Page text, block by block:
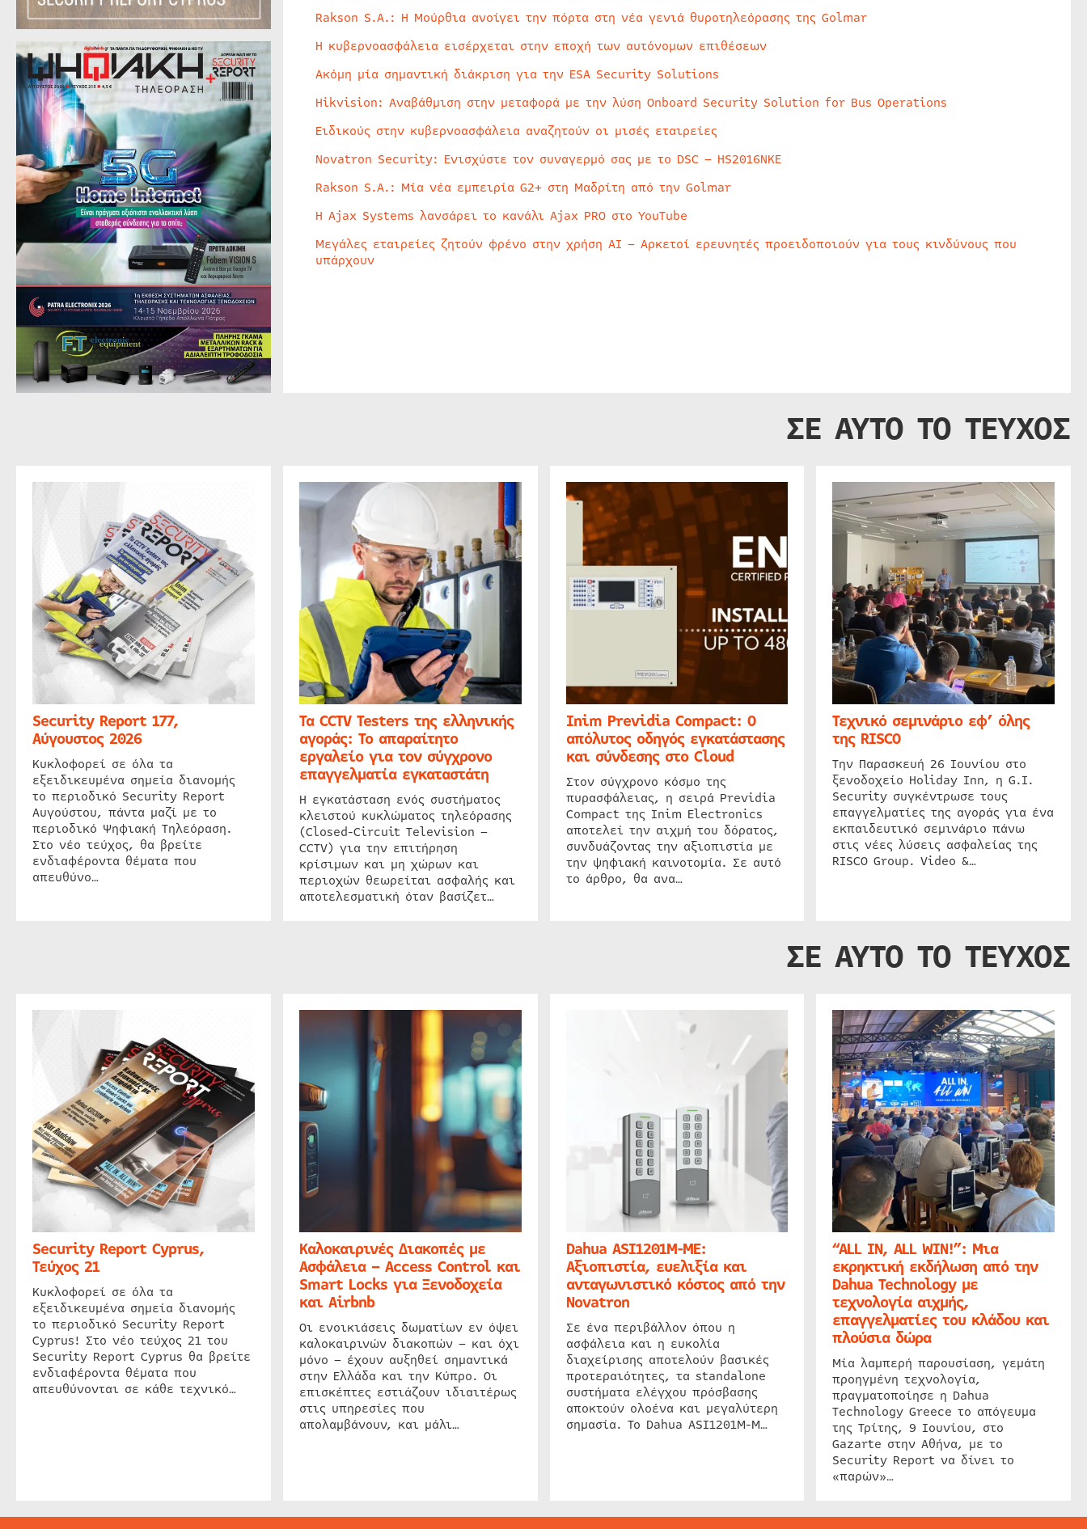
Rakson S.A.: Η Μούρθια ανοίγει την πόρτα στη νέα γενιά θυροτηλεόρασης της Golmar
Η κυβερνοασφάλεια εισέρχεται στην εποχή των αυτόνομων επιθέσεων
Ακόμη μία σημαντική διάκριση για την ESA Security Solutions
Hikvision: Αναβάθμιση στην μεταφορά με την λύση Onboard Security Solution for Bus Operations
Ειδικούς στην κυβερνοασφάλεια αναζητούν οι μισές εταιρείες
Novatron Security: Ενισχύστε τον συναγερμό σας με το DSC – HS2016NKE
Rakson S.A.: Μία νέα εμπειρία G2+ στη Μαδρίτη από την Golmar
Η Ajax Systems λανσάρει το κανάλι Ajax PRO στο YouTube
Μεγάλες εταιρείες ζητούν φρένο στην χρήση AI – Αρκετοί ερευνητές προειδοποιούν για τους κινδύνους που
υπάρχουν
ΣΕ ΑΥΤΟ ΤΟ ΤΕΥΧΟΣ
Security Report 177,
Αύγουστος 2026
Κυκλοφορεί σε όλα τα
εξειδικευμένα σημεία διανομής
το περιοδικό Security Report
Αυγούστου, πάντα μαζί με το
περιοδικό Ψηφιακή Τηλεόραση.
Στο νέο τεύχος, θα βρείτε
ενδιαφέροντα θέματα που
απευθύνο…
Τα CCTV Testers της ελληνικής
αγοράς: Το απαραίτητο
εργαλείο για τον σύγχρονο
επαγγελματία εγκαταστάτη
Η εγκατάσταση ενός συστήματος
κλειστού κυκλώματος τηλεόρασης
(Closed-Circuit Television –
CCTV) για την επιτήρηση
κρίσιμων και μη χώρων και
περιοχών θεωρείται ασφαλής και
αποτελεσματική όταν βασίζετ…
Inim Previdia Compact: Ο
απόλυτος οδηγός εγκατάστασης
και σύνδεσης στο Cloud
Στον σύγχρονο κόσμο της
πυρασφάλειας, η σειρά Previdia
Compact της Inim Electronics
αποτελεί την αιχμή του δόρατος,
συνδυάζοντας την αξιοπιστία με
την ψηφιακή καινοτομία. Σε αυτό
το άρθρο, θα ανα…
Τεχνικό σεμινάριο εφ’ όλης
της RISCO
Την Παρασκευή 26 Ιουνίου στο
ξενοδοχείο Holiday Inn, η G.I.
Security συγκέντρωσε τους
επαγγελματίες της αγοράς για ένα
εκπαιδευτικό σεμινάριο πάνω
στις νέες λύσεις ασφαλείας της
RISCO Group. Video &…
ΣΕ ΑΥΤΟ ΤΟ ΤΕΥΧΟΣ
Security Report Cyprus,
Τεύχος 21
Κυκλοφορεί σε όλα τα
εξειδικευμένα σημεία διανομής
το περιοδικό Security Report
Cyprus! Στο νέο τεύχος 21 του
Security Report Cyprus θα βρείτε
ενδιαφέροντα θέματα που
απευθύνονται σε κάθε τεχνικό…
Καλοκαιρινές Διακοπές με
Ασφάλεια – Access Control και
Smart Locks για Ξενοδοχεία
και Airbnb
Οι ενοικιάσεις δωματίων εν όψει
καλοκαιρινών διακοπών – και όχι
μόνο – έχουν αυξηθεί σημαντικά
στην Ελλάδα και την Κύπρο. Οι
επισκέπτες εστιάζουν ιδιαιτέρως
στις υπηρεσίες που
απολαμβάνουν, και μάλι…
Dahua ASI1201M-ME:
Αξιοπιστία, ευελιξία και
ανταγωνιστικό κόστος από την
Novatron
Σε ένα περιβάλλον όπου η
ασφάλεια και η ευκολία
διαχείρισης αποτελούν βασικές
προτεραιότητες, τα standalone
συστήματα ελέγχου πρόσβασης
αποκτούν ολοένα και μεγαλύτερη
σημασία. Το Dahua ASI1201M-M…
“ALL IN, ALL WIN!”: Μια
εκρηκτική εκδήλωση από την
Dahua Technology με
τεχνολογία αιχμής,
επαγγελματίες του κλάδου και
πλούσια δώρα
Μία λαμπερή παρουσίαση, γεμάτη
προηγμένη τεχνολογία,
πραγματοποίησε η Dahua
Technology Greece το απόγευμα
της Τρίτης, 9 Ιουνίου, στο
Gazarte στην Αθήνα, με το
Security Report να δίνει το
«παρών»…